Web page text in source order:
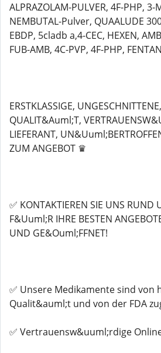
ALPRAZOLAM-PULVER, 4F-PHP, 3-
NEMBUTAL-Pulver, QUAALUDE
EBDP, 5cladb a,4-CEC, HEXEN,
FUB-AMB, 4C-PVP, 4F-PHP,
ERSTKLASSIGE,
QUALIT&Auml;T,
LIEFERANT,
ZUM ANGEBOT ♛
✅ KONTAKTIEREN SIE UNS RUND
F&Uuml;R IHRE BESTEN
UND GE&Ouml;FFNET!
✅ Unsere Medikamente sind von
Qualit&auml;t und von der FDA
✅ Vertrauensw&uuml;rdige